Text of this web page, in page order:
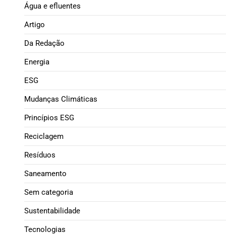
Água e efluentes
Artigo
Da Redação
Energia
ESG
Mudanças Climáticas
Princípios ESG
Reciclagem
Resíduos
Saneamento
Sem categoria
Sustentabilidade
Tecnologias